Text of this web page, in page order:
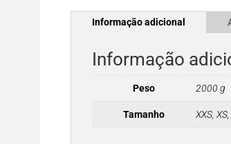
Informação adicional
Informação
Peso 2000 g
Tamanho XXS,